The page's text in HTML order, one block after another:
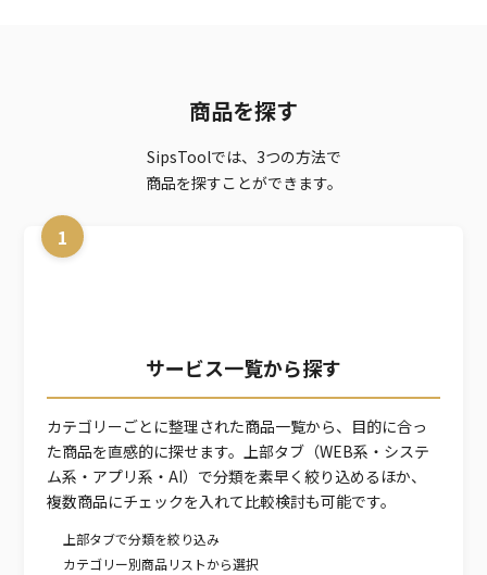
商品を探す
SipsToolでは、3つの方法で
商品を探すことができます。
1
サービス一覧から探す
カテゴリーごとに整理された商品一覧から、目的に合っ
た商品を直感的に探せます。上部タブ（WEB系・システ
ム系・アプリ系・AI）で分類を素早く絞り込めるほか、
複数商品にチェックを入れて比較検討も可能です。
上部タブで分類を絞り込み
カテゴリー別商品リストから選択